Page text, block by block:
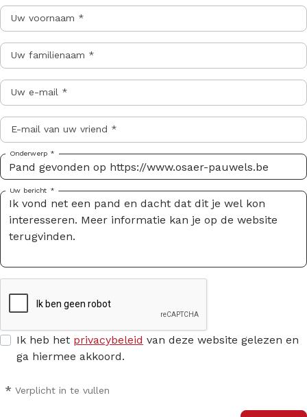
Uw voornaam *
Uw familienaam *
Uw e-mail *
E-mail van uw vriend *
Onderwerp *
Uw bericht *
Ik heb het privacybeleid van deze website gelezen en
ga hiermee akkoord.
* Verplicht in te vullen